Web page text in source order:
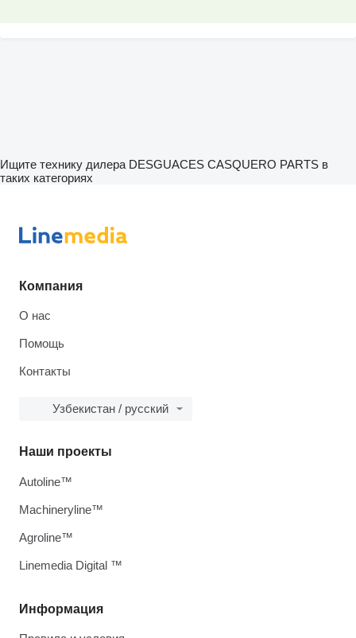
Ищите технику дилера DESGUACES CASQUERO PARTS в
таких категориях
Компания
О нас
Помощь
Контакты
Узбекистан / русский
Информация
Наши проекты
Autoline™
Machineryline™
Agroline™
Linemedia Digital ™